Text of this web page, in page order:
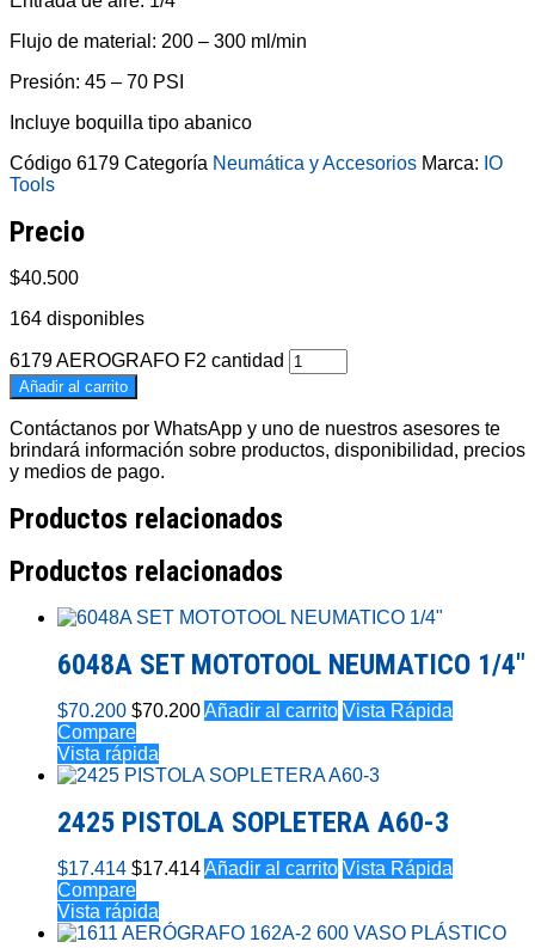
Flujo de material: 200 – 300 ml/min
Presión: 45 – 70 PSI
Incluye boquilla tipo abanico
Código 6179 Categoría Neumática y Accesorios Marca: IO
Tools
Precio
$40.500
164 disponibles
6179 AEROGRAFO F2 cantidad
Añadir al carrito
Contáctanos por WhatsApp y uno de nuestros asesores te
brindará información sobre productos, disponibilidad, precios
y medios de pago.
Productos relacionados
Productos relacionados
6048A SET MOTOTOOL NEUMATICO 1/4″
$70.200 $70.200Añadir al carrito Vista Rápida
Compare
Vista rápida
2425 PISTOLA SOPLETERA A60-3
$17.414 $17.414Añadir al carrito Vista Rápida
Compare
Vista rápida